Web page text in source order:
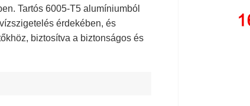
Tartós 6005-T5 alumíniumból
érdekében, és
biztosítva a biztonságos és